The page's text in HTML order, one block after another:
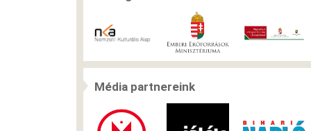
Média partnereink